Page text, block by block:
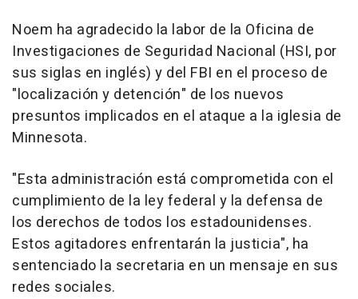
Noem ha agradecido la labor de la Oficina de
Investigaciones de Seguridad Nacional (HSI, por
sus siglas en inglés) y del FBI en el proceso de
"localización y detención" de los nuevos
presuntos implicados en el ataque a la iglesia de
Minnesota.
"Esta administración está comprometida con el
cumplimiento de la ley federal y la defensa de
los derechos de todos los estadounidenses.
Estos agitadores enfrentarán la justicia", ha
sentenciado la secretaria en un mensaje en sus
redes sociales.